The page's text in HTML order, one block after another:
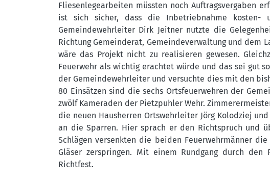
Fliesenlegearbeiten müssten noch Auftragsvergaben
ist sich sicher, dass die Inbetriebnahme kosten-
Gemeindewehrleiter Dirk Jeitner nutzte die
Richtung Gemeinderat, Gemeindeverwaltung und dem
wäre das Projekt nicht zu realisieren gewesen.
Feuerwehr als wichtig erachtet würde und das sei gut
der Gemeindewehrleiter und versuchte dies mit den
80 Einsätzen sind die sechs Ortsfeuerwehren der
zwölf Kameraden der Pietzpuhler Wehr.
die neuen Hausherren Ortswehrleiter Jörg Kolodziej
an die Sparren. Hier sprach er den Richtspruch und
Schlägen versenkten die beiden Feuerwehrmänner
Gläser zerspringen. Mit einem Rundgang durch den
Richtfest.